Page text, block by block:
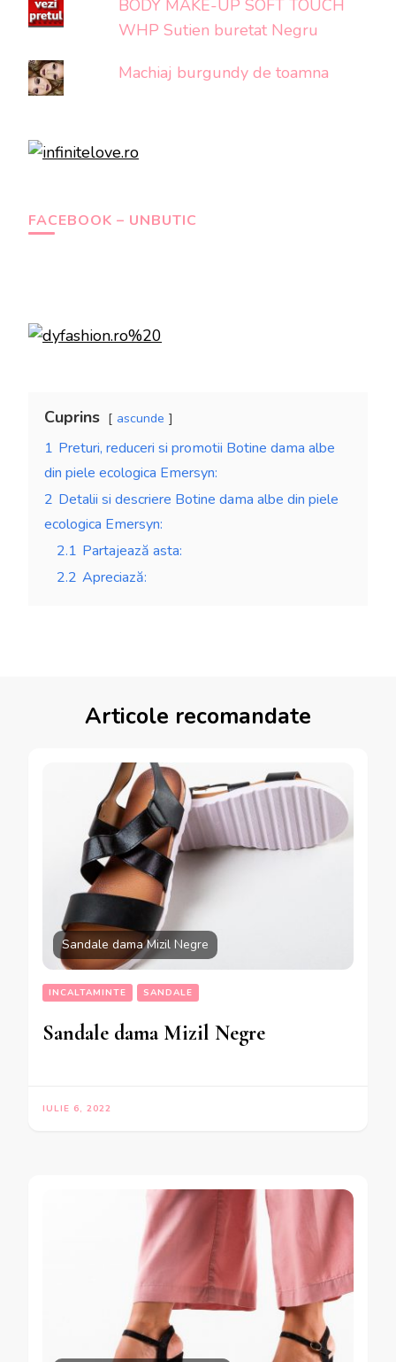
BODY MAKE-UP SOFT TOUCH
WHP Sutien buretat Negru
Machiaj burgundy de toamna
FACEBOOK – UNBUTIC
Cuprins ascunde
1 Preturi, reduceri si promotii Botine dama albe
din piele ecologica Emersyn:
2 Detalii si descriere Botine dama albe din piele
ecologica Emersyn:
2.1 Partajează asta:
2.2 Apreciază:
Articole recomandate
Sandale dama Mizil Negre
INCALTAMINTE SANDALE
Sandale dama Mizil Negre
IULIE 6, 2022